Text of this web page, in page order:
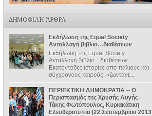
ΔΗΜΟΦΙΛΉ ΆΡΘΡΑ
Εκδήλωση της Equal Society
Ανταλλαγή βιβλιο…διαθέσεων
Εκδήλωση της Equal Society
Ανταλλαγή βιβλιο…διαθέσεων
Εκατοντάδες ιστορίες από παλιούς και
σύγχρονους καιρούς, «ζωντάνε...
ΠΕΡΙΕΚΤΙΚΗ ΔΗΜΟΚΡΑΤΙΑ -- Ο
Περισπασμός της Χρυσής Αυγής -
Τάκης Φωτόπουλος, Κυριακάτικη
Ελευθεροτυπία (22 Σεπτεμβρίου 2013